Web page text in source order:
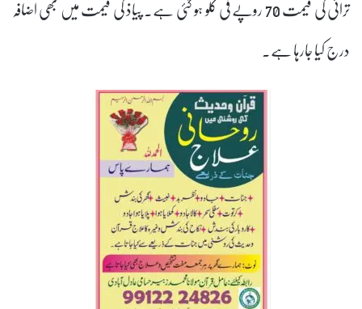
ترائی کی قیمت 70 روپے فی کلو ہو گئی ہے۔ پیاذ کی قیمت میں بھی اضافہ
درج کیا جارہا ہے۔